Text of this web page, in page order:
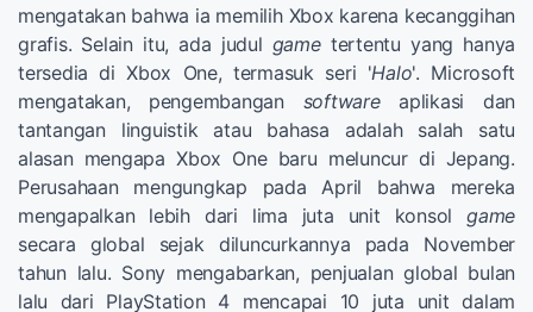
mengatakan bahwa ia memilih Xbox karena kecanggihan
grafis. Selain itu, ada judul gametertentu yang hanya
tersedia di Xbox One, termasuk seri 'Halo'. Microsoft
mengatakan, pengembangan softwareaplikasi dan
tantangan linguistik atau bahasa adalah salah satu
alasan mengapa Xbox One baru meluncur di Jepang.
Perusahaan mengungkap pada April bahwa mereka
mengapalkan lebih dari lima juta unit konsol game
secara global sejak diluncurkannya pada November
tahun lalu. Sony mengabarkan, penjualan global bulan
lalu dari PlayStation 4 mencapai 10 juta unit dalam